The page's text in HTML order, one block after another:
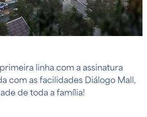
linha com a assinatura
com as facilidades Diálogo Mall,
de toda a família!